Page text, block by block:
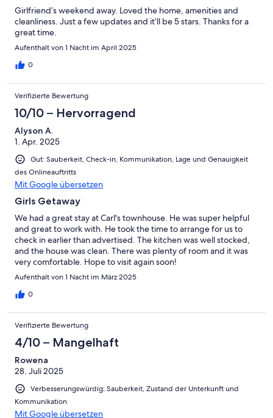
Girlfriend’s weekend away. Loved the home, amenities and
cleanliness. Just a few updates and it’ll be 5 stars. Thanks for a
great time.
Aufenthalt von 1 Nacht im April 2025
0
Verifizierte Bewertung
10/10 – Hervorragend
Alyson A.
1. Apr. 2025
Gut: Sauberkeit, Check-in, Kommunikation, Lage und Genauigkeit
des Onlineauftritts
Mit Google übersetzen
Girls Getaway
We had a great stay at Carl's townhouse. He was super helpful
and great to work with. He took the time to arrange for us to
check in earlier than advertised. The kitchen was well stocked,
and the house was clean. There was plenty of room and it was
very comfortable. Hope to visit again soon!
Aufenthalt von 1 Nacht im März 2025
0
Verifizierte Bewertung
4/10 – Mangelhaft
Rowena
28. Juli 2025
Verbesserungswürdig: Sauberkeit, Zustand der Unterkunft und
Kommunikation
Mit Google übersetzen